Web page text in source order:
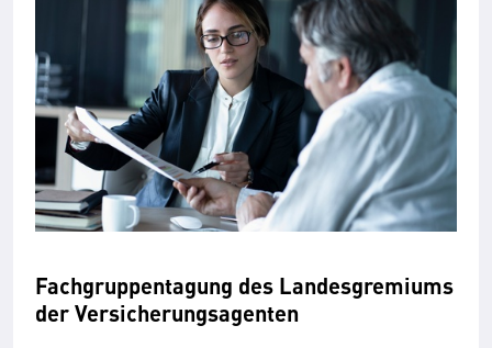
Fachgruppentagung des Landesgremiums
der Versicherungsagenten